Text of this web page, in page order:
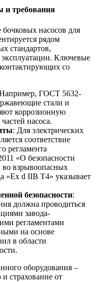
и требования
насосов для
рядом
стандартов,
Ключевые
со
ГОСТ 5632-
стали и
коррозионную
насоса.
: Для электрических
соответствие
регламента
«О безопасности
во взрывоопасных
«Ex d IIB T4» указывает
безопасности:
должна проводиться
завода-
регламентами
на основе
в области
оборудования –
страхование от